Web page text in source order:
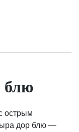
блю
острым
дор блю —